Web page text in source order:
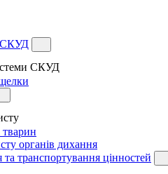
СКУД
СКУД
тварин
органів дихання
та транспортування цінностей